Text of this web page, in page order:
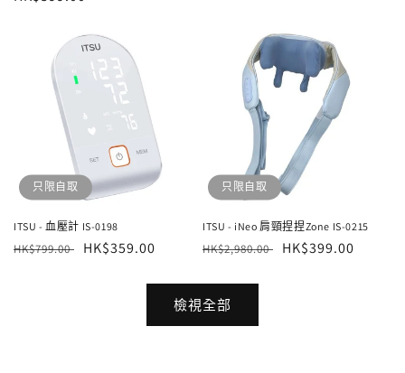
只限自取
ITSU - 血壓計 IS-0198
定
HK$799.00
售
HK$359.00
只限自取
ITSU - iNeo 肩頸捏捏Zone IS-0215
定
HK$2,980.00
售
HK$399.00
檢視全部